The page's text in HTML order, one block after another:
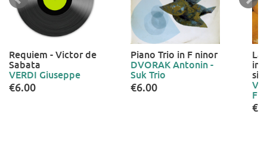
Requiem - Victor de
Sabata
VERDI Giuseppe
€6.00
Piano Trio in F ninor
DVORAK Antonin -
Suk Trio
€6.00
in